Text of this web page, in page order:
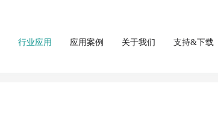
行业应用 应用案例 关于我们 支持&下载